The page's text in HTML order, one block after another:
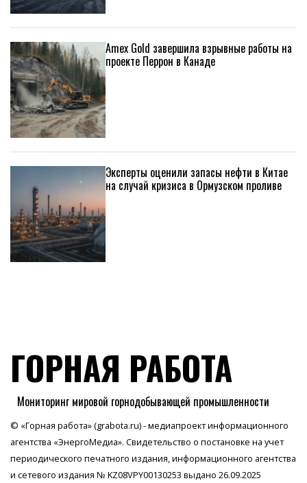
Amex Gold завершила взрывные работы на
проекте Перрон в Канаде
Эксперты оценили запасы нефти в Китае
на случай кризиса в Ормузском проливе
ГОРНАЯ РАБОТА
Мониторинг мировой горнодобывающей промышленности
© «Горная работа» (grabota.ru) - медиапроект информационного
агентства «ЭнергоМедиа». Свидетельство о постановке на учет
периодического печатного издания, информационного агентства
и сетевого издания № KZ08VPY00130253 выдано 26.09.2025